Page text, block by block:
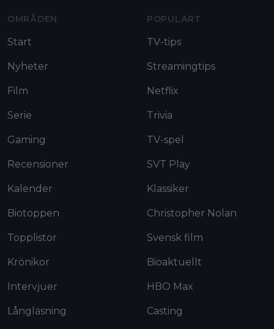
OMRÅDEN
Start
Nyheter
Film
Serie
Gaming
Recensioner
Kalender
Biotoppen
Topplistor
Krönikor
Intervjuer
Långläsning
POPULÄRT
TV-tips
Streamingtips
Netflix
Trivia
TV-spel
SVT Play
Klassiker
Christopher Nolan
Svensk film
Bioaktuellt
HBO Max
Casting